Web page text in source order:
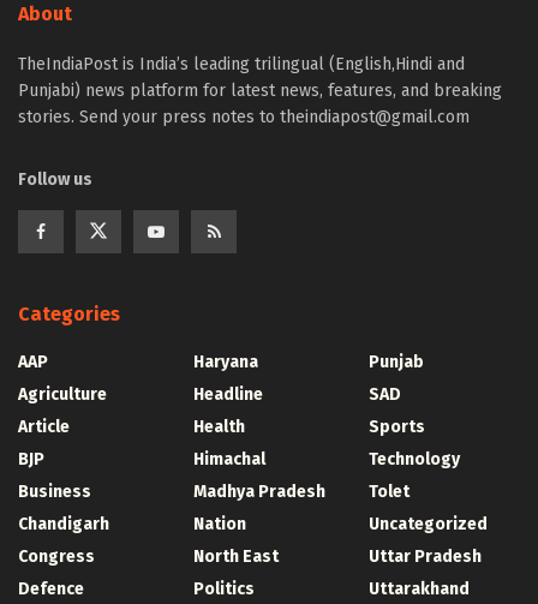
About
TheIndiaPost is India’s leading trilingual (English,Hindi and
Punjabi) news platform for latest news, features, and breaking
stories. Send your press notes to theindiapost@gmail.com
Follow us
Categories
AAP
Agriculture
Article
BJP
Business
Chandigarh
Congress
Defence
Haryana
Headline
Health
Himachal
Madhya Pradesh
Nation
North East
Politics
Punjab
SAD
Sports
Technology
Tolet
Uncategorized
Uttar Pradesh
Uttarakhand